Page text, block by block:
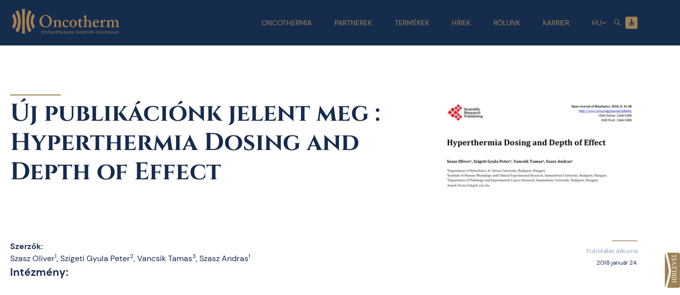
ONCOTHERMIA PARTNEREK TERMÉKEK HÍREK RÓLUNK KARRIER HU
Új publikációnk jelent meg :
Hyperthermia Dosing and
Depth of Effect
Szerzők:
Szasz Oliver1, Szigeti Gyula Peter2, Vancsik Tamas3, Szasz Andras1
Intézmény:
Publikálás dátuma
2018 január 24.